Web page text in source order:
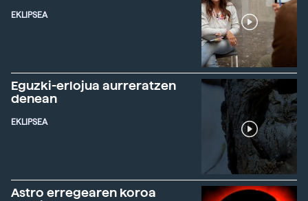
EKLIPSEA
Eguzki-erlojua aurreratzen
denean
EKLIPSEA
Astro erregearen koroa